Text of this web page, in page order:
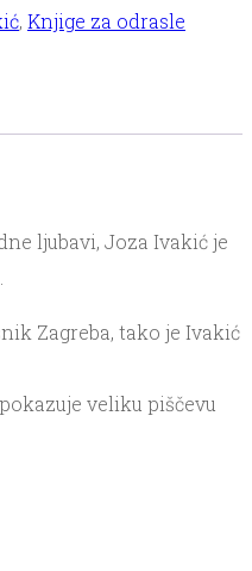
, Knjige za odrasle
ljubavi, Joza Ivakić je
Zagreba, tako je Ivakić
veliku piščevu